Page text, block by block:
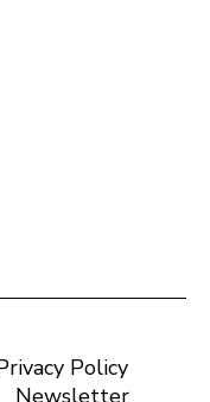
Policy
Newsletter